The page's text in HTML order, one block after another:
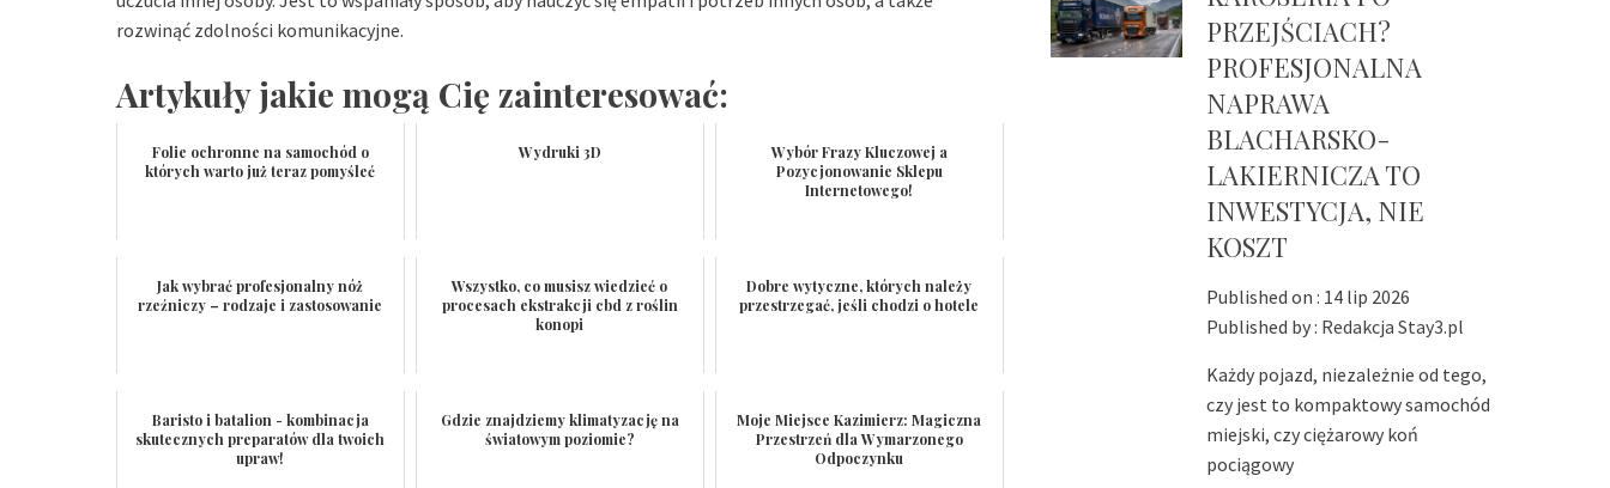
rozwinąć zdolności komunikacyjne.
Artykuły jakie mogą Cię zainteresować:
Folie ochronne na samochód o
których warto już teraz pomyśleć
Wydruki 3D
Wybór Frazy Kluczowej a
Pozycjonowanie Sklepu
Internetowego!
Jak wybrać profesjonalny nóż
rzeźniczy – rodzaje i zastosowanie
Wszystko, co musisz wiedzieć o
procesach ekstrakcji cbd z roślin
konopi
Dobre wytyczne, których należy
przestrzegać, jeśli chodzi o hotele
Baristo i batalion - kombinacja
skutecznych preparatów dla twoich
upraw!
Gdzie znajdziemy klimatyzację na
światowym poziomie?
Moje Miejsce Kazimierz: Magiczna
Przestrzeń dla Wymarzonego
Odpoczynku
PRZEJŚCIACH?
PROFESJONALNA
NAPRAWA
BLACHARSKO-
LAKIERNICZA TO
INWESTYCJA, NIE
KOSZT
Published on : 14 lip 2026
Published by : Redakcja Stay3.pl
Każdy pojazd, niezależnie od tego,
czy jest to kompaktowy samochód
miejski, czy ciężarowy koń
pociągowy